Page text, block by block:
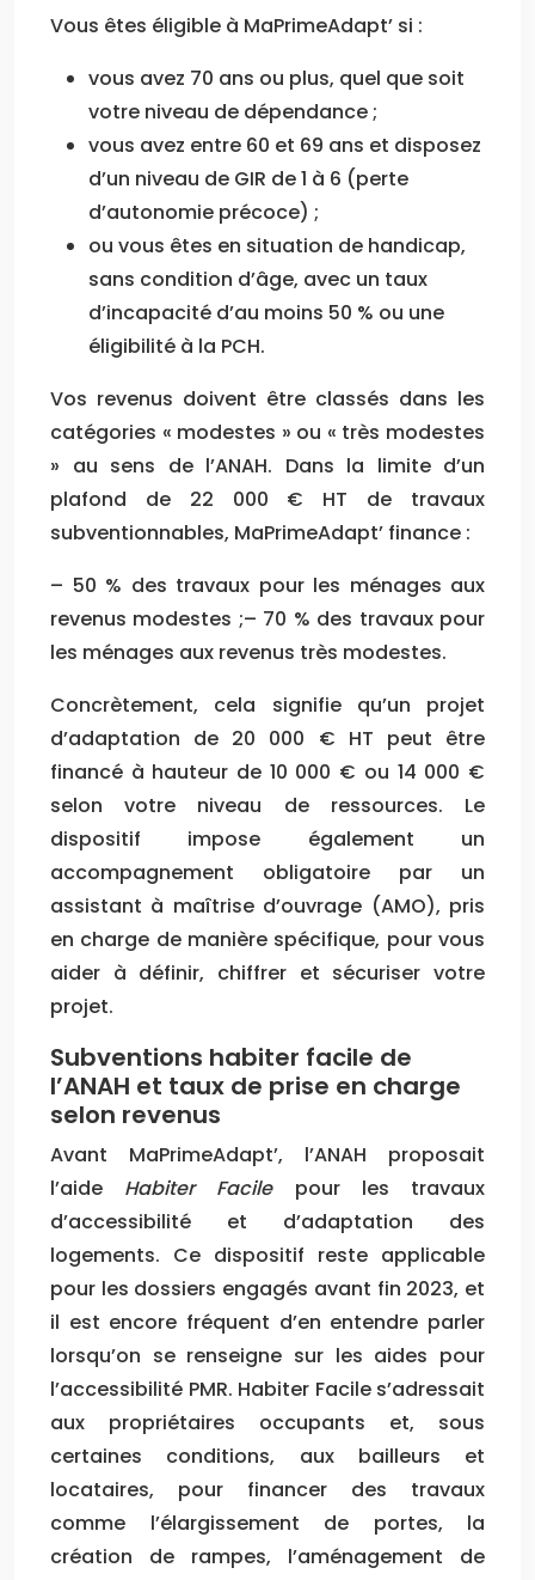
Vous êtes éligible à MaPrimeAdapt’ si :
vous avez 70 ans ou plus, quel que soit
votre niveau de dépendance ;
vous avez entre 60 et 69 ans et disposez
d’un niveau de GIR de 1 à 6 (perte
d’autonomie précoce) ;
ou vous êtes en situation de handicap,
sans condition d’âge, avec un taux
d’incapacité d’au moins 50 % ou une
éligibilité à la PCH.
Vos revenus doivent être classés dans les
catégories « modestes » ou « très modestes
» au sens de l’ANAH. Dans la limite d’un
plafond de 22 000 € HT de travaux
subventionnables, MaPrimeAdapt’ finance :
– 50 % des travaux pour les ménages aux
revenus modestes ;– 70 % des travaux pour
les ménages aux revenus très modestes.
Concrètement, cela signifie qu’un projet
d’adaptation de 20 000 € HT peut être
financé à hauteur de 10 000 € ou 14 000 €
selon votre niveau de ressources. Le
dispositif impose également un
accompagnement obligatoire par un
assistant à maîtrise d’ouvrage (AMO), pris
en charge de manière spécifique, pour vous
aider à définir, chiffrer et sécuriser votre
projet.
Subventions habiter facile de
l’ANAH et taux de prise en charge
selon revenus
Avant MaPrimeAdapt’, l’ANAH proposait
l’aide Habiter Facilepour les travaux
d’accessibilité et d’adaptation des
logements. Ce dispositif reste applicable
pour les dossiers engagés avant fin 2023, et
il est encore fréquent d’en entendre parler
lorsqu’on se renseigne sur les aides pour
l’accessibilité PMR. Habiter Facile s’adressait
aux propriétaires occupants et, sous
certaines conditions, aux bailleurs et
locataires, pour financer des travaux
comme l’élargissement de portes, la
création de rampes, l’aménagement de